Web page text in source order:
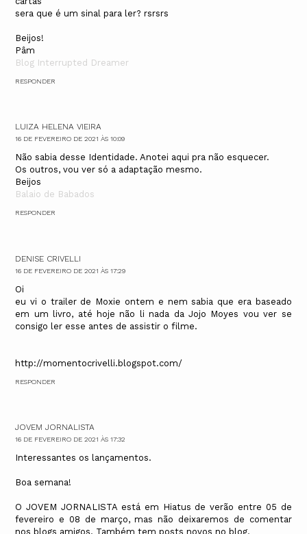
sera que é um sinal para ler? rsrsrs
Beijos!
Pâm
Blog Interrupted Dreamer
RESPONDER
LUIZA HELENA VIEIRA
16 DE FEVEREIRO DE 2021 ÀS 10:09
Não sabia desse Identidade. Anotei aqui pra não esquecer.
Os outros, vou ver só a adaptação mesmo.
Beijos
Balaio de Babados
RESPONDER
DENISE CRIVELLI
16 DE FEVEREIRO DE 2021 ÀS 17:29
Oi
eu vi o trailer de Moxie ontem e nem sabia que era baseado
em um livro, até hoje não li nada da Jojo Moyes vou ver se
consigo ler esse antes de assistir o filme.
http://momentocrivelli.blogspot.com/
RESPONDER
JOVEM JORNALISTA
16 DE FEVEREIRO DE 2021 ÀS 17:32
Interessantes os lançamentos.
Boa semana!
O JOVEM JORNALISTA está em Hiatus de verão entre 05 de
fevereiro e 08 de março, mas não deixaremos de comentar
nos blogs amigos. Também tem posts novos no blog.